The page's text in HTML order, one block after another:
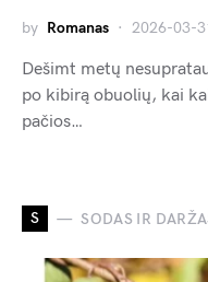
by Romanas 2026-03-
Dešimt metų
po kibirą obuolių, kai
pačios…
S SODAS IR